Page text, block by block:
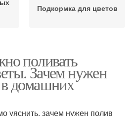
Подкормка для цветов
поливать
Зачем нужен
домашних
уяснить, зачем нужен полив